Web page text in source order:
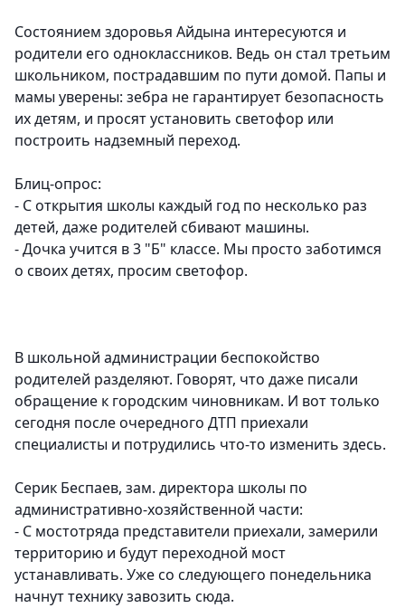
Состоянием здоровья Айдына интересуются и
родители его одноклассников. Ведь он стал третьим
школьником, пострадавшим по пути домой. Папы и
мамы уверены: зебра не гарантирует безопасность
их детям, и просят установить светофор или
построить надземный переход.
Блиц-опрос:
- С открытия школы каждый год по несколько раз
детей, даже родителей сбивают машины.
- Дочка учится в 3 "Б" классе. Мы просто заботимся
о своих детях, просим светофор.
В школьной администрации беспокойство
родителей разделяют. Говорят, что даже писали
обращение к городским чиновникам. И вот только
сегодня после очередного ДТП приехали
специалисты и потрудились что-то изменить здесь.
Серик Беспаев, зам. директора школы по
административно-хозяйственной части:
- С мостотряда представители приехали, замерили
территорию и будут переходной мост
устанавливать. Уже со следующего понедельника
начнут технику завозить сюда.